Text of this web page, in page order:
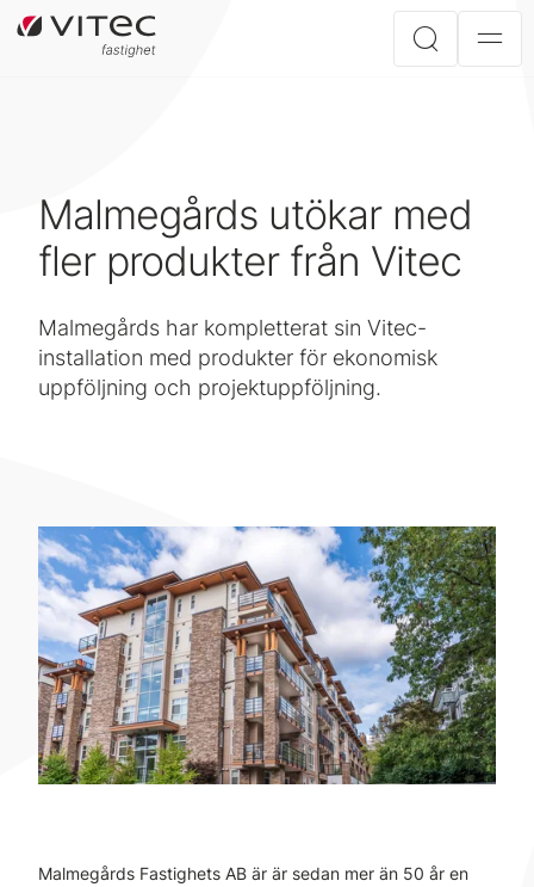
Malmegårds utökar med
fler produkter från Vitec
Malmegårds har kompletterat sin Vitec-
installation med produkter för ekonomisk
uppföljning och projektuppföljning.
Malmegårds Fastighets AB är är sedan mer än 50 år en